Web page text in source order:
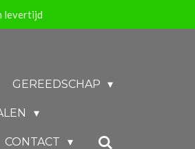
levertijd
GEREEDSCHAP
CONTACT